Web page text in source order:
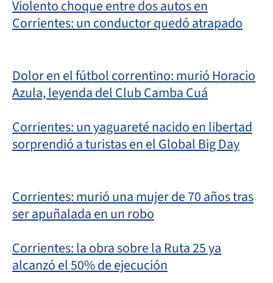
Violento choque entre dos autos en
Corrientes: un conductor quedó atrapado
Dolor en el fútbol correntino: murió Horacio
Azula, leyenda del Club Camba Cuá
Corrientes: un yaguareté nacido en libertad
sorprendió a turistas en el Global Big Day
Corrientes: murió una mujer de 70 años tras
ser apuñalada en un robo
Corrientes: la obra sobre la Ruta 25 ya
alcanzó el 50% de ejecución